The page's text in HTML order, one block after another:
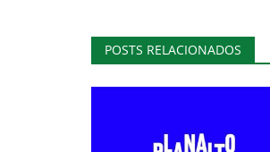
POSTS RELACIONADOS